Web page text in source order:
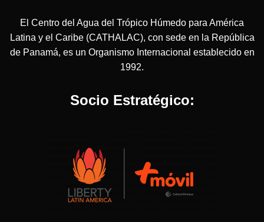
El Centro del Agua del Trópico Húmedo para América
Latina y el Caribe (CATHALAC), con sede en la República
de Panamá, es un Organismo Internacional establecido en
1992.
Socio Estratégico: